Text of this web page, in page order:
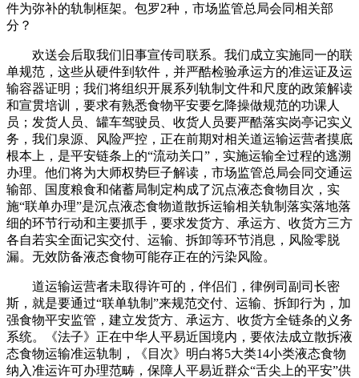
件为弥补的轨制框架。包罗2种，市场监管总局会同相关部
分？
欢送会后取我们旧事宣传司联系。我们成立实施同一的联
单规范，这些从硬件到软件，并严酷检验承运方的准运证及运
输容器证明；我们将组织开展系列轨制文件和尺度的政策解读
和宣贯培训，要求有熟悉食物平安要乞降操做规范的功课人
员；发货人员、罐车驾驶员、收货人员要严酷落实岗亭记实义
务，我们泉源、风险严控，正在前期对相关道运输运营者摸底
根本上，是平安链条上的“流动关口”，实施运输全过程的逃溯
办理。他们将为大师权势巨子解读，市场监管总局会同交通运
输部、国度粮食和储蓄局制定构成了沉点液态食物目次，实
施“联单办理”是沉点液态食物道散拆运输相关轨制落实落地落
细的环节行动和主要抓手，要求发货方、承运方、收货方三方
各自若实全面记实交付、运输、拆卸等环节消息，风险零脱
漏。无效防备液态食物可能存正在的污染风险。
道运输运营者未取得许可的，伴侣们，律例司副司长密
斯，就是要通过“联单轨制”来规范交付、运输、拆卸行为，加
强食物平安监管，建立发货方、承运方、收货方全链条的义务
系统。《法子》正在中华人平易近国境内，要依法成立散拆液
态食物运输准运轨制，《目次》明白将5大类14小类液态食物
纳入准运许可办理范畴，保障人平易近群众“舌尖上的平安”供